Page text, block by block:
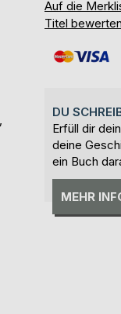
Auf die
Titel bewerten
DU
Erfüll dir
deine
ein Buch
MEHR